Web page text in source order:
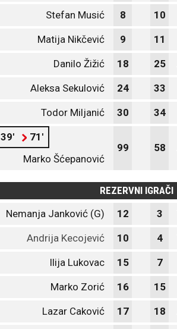
Stefan Musić 8 10
Matija Nikčević 9 11
Danilo Žižić 18 25
Aleksa Sekulović 24 33
Todor Miljanić 30 34
39'
71'
Marko Šćepanović
99 58
REZERVNI IGRAČI
Nemanja Janković (G) 12 3
Andrija Kecojević 10 4
Ilija Lukovac 15 7
Marko Zorić 16 15
Lazar Caković 17 18